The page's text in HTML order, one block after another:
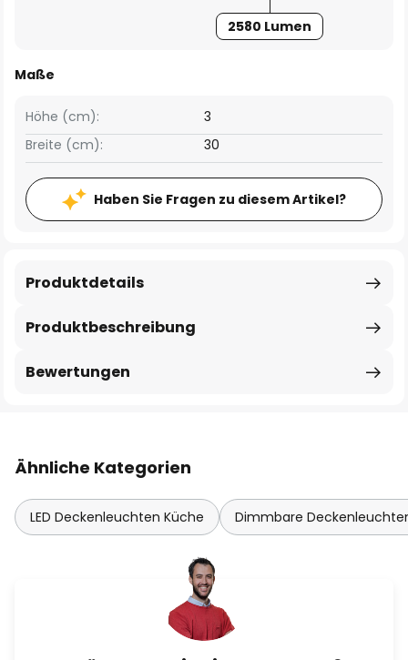
2580 Lumen
Maße
Breite (cm): 30
Höhe (cm): 3
Haben Sie Fragen zu diesem Artikel?
Produktbeschreibung
Produktdetails
Bewertungen
Ähnliche Kategorien
LED Deckenleuchten Küche Dimmbare